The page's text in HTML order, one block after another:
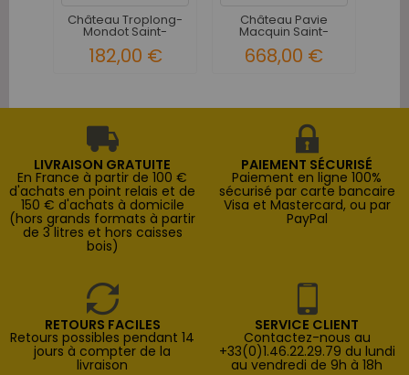
Château Troplong-
Mondot Saint-
182,00 €
Château Pavie
Macquin Saint-
Emilion 1er...
668,00 €
LIVRAISON GRATUITE
En France à partir de 100 €
d'achats en point relais et de
150 € d'achats à domicile
(hors grands formats à partir
de 3 litres et hors caisses
bois)
PAIEMENT SÉCURISÉ
Paiement en ligne 100%
sécurisé par carte bancaire
Visa et Mastercard, ou par
PayPal
RETOURS FACILES
Retours possibles pendant 14
jours à compter de la
livraison
SERVICE CLIENT
Contactez-nous au
+33(0)1.46.22.29.79 du lundi
au vendredi de 9h à 18h